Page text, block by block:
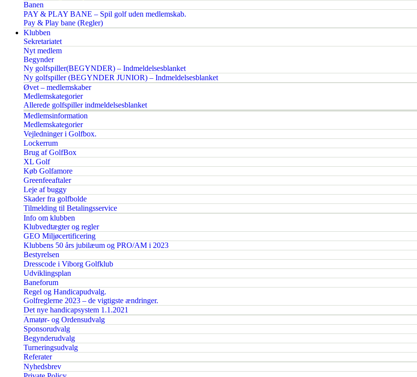
Banen
PAY & PLAY BANE – Spil golf uden medlemskab.
Pay & Play bane (Regler)
Klubben
Sekretariatet
Nyt medlem
Begynder
Ny golfspiller(BEGYNDER) – Indmeldelsesblanket
Ny golfspiller (BEGYNDER JUNIOR) – Indmeldelsesblanket
Øvet – medlemskaber
Medlemskategorier
Allerede golfspiller indmeldelsesblanket
Medlemsinformation
Medlemskategorier
Vejledninger i Golfbox.
Lockerrum
Brug af GolfBox
XL Golf
Køb Golfamore
Greenfeeaftaler
Leje af buggy
Skader fra golfbolde
Tilmelding til Betalingsservice
Info om klubben
Klubvedtægter og regler
GEO Miljøcertificering
Klubbens 50 års jubilæum og PRO/AM i 2023
Bestyrelsen
Dresscode i Viborg Golfklub
Udviklingsplan
Baneforum
Regel og Handicapudvalg.
Golfreglerne 2023 – de vigtigste ændringer.
Det nye handicapsystem 1.1.2021
Amatør- og Ordensudvalg
Sponsorudvalg
Begynderudvalg
Turneringsudvalg
Referater
Nyhedsbrev